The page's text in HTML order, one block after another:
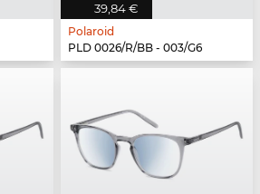
39,84 €
Polaroid
PLD 0026/R/BB - 003/G6